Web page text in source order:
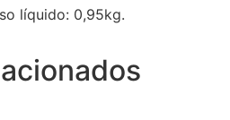
líquido: 0,95kg.